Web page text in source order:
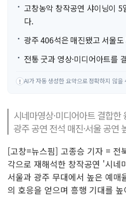
고창농악 창작공연 샤이닝이 5
다.
광주 406석은 매진됐고 서울
전통 굿과 영상·미디어아트를
! AI가 자동 생성한 요약으로 정확하지 않을
시네마영상·미디어아트 결합
광주 공연 전석 매진·서울 공연
[고창=뉴스핌] 고종승 기자 = 전
각으로 재해석한 창작공연 '시네
서울과 광주 무대에서 높은 예매
의 호응을 얻으며 흥행 기대를